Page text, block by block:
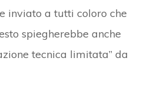
inviato a tutti coloro che
spiegherebbe anche
tecnica limitata” da